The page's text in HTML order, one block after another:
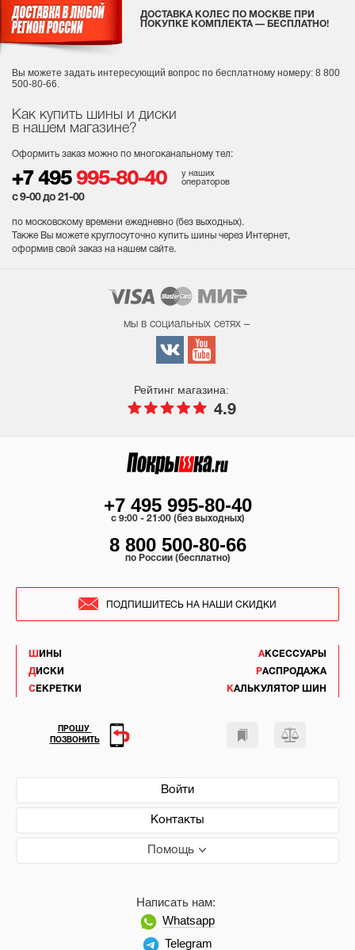
Как купить шины и диски
в нашем магазине?
Оформить заказ можно по многоканальному тел:
+7 495 995-80-40
у наших
операторов
с 9-00 до 21-00
по московскому времени ежедневно (без выходных).
Также Вы можете круглосуточно купить шины через Интернет,
оформив свой заказ на нашем сайте.
ДОСТАВКА КОЛЕС ПО МОСКВЕ ПРИ
ПОКУПКЕ КОМПЛЕКТА — БЕСПЛАТНО!
Вы можете задать интересующий вопрос по бесплатному номеру: 8 800
500-80-66.
мы в социальных сетях –
Рейтинг магазина:
4.9
ШИНЫ
ДИСКИ
СЕКРЕТКИ
АКСЕССУАРЫ
РАСПРОДАЖА
КАЛЬКУЛЯТОР ШИН
Войти
Контакты
Помощь
Написать нам:
Whatsapp
Telegram
+7 495 995-80-40
c 9:00 - 21:00 (без выходных)
8 800 500-80-66
по России (бесплатно)
ПОДПИШИТЕСЬ НА НАШИ СКИДКИ
ПРОШУ
ПОЗВОНИТЬ